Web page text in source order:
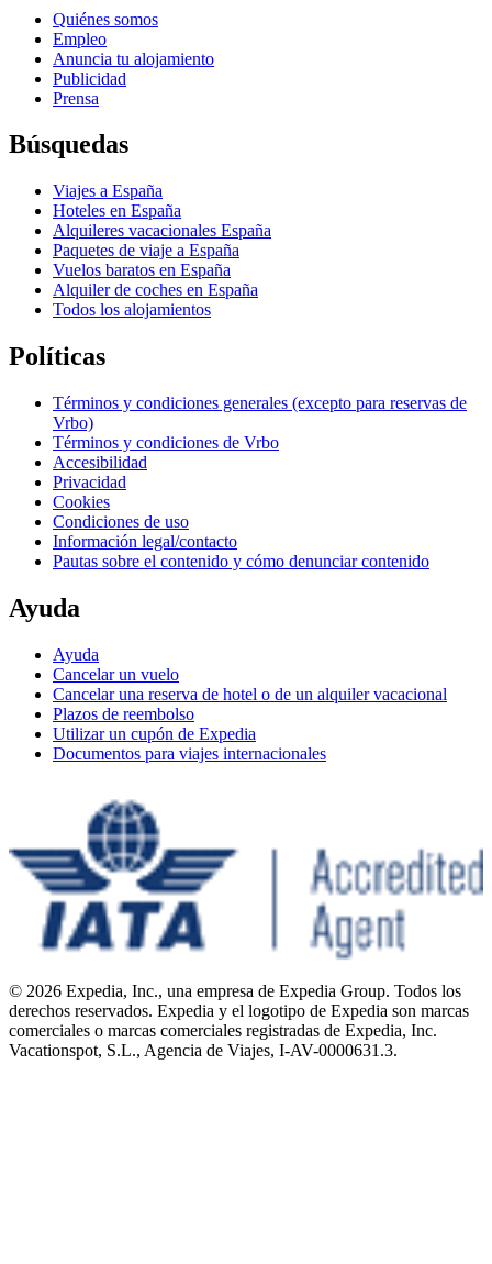
Quiénes somos
Empleo
Anuncia tu alojamiento
Publicidad
Prensa
Búsquedas
Viajes a España
Hoteles en España
Alquileres vacacionales España
Paquetes de viaje a España
Vuelos baratos en España
Alquiler de coches en España
Todos los alojamientos
Políticas
Términos y condiciones generales (excepto para reservas de
Vrbo)
Términos y condiciones de Vrbo
Accesibilidad
Privacidad
Cookies
Condiciones de uso
Información legal/contacto
Pautas sobre el contenido y cómo denunciar contenido
Ayuda
Ayuda
Cancelar un vuelo
Cancelar una reserva de hotel o de un alquiler vacacional
Plazos de reembolso
Utilizar un cupón de Expedia
Documentos para viajes internacionales
© 2026 Expedia, Inc., una empresa de Expedia Group. Todos los
derechos reservados. Expedia y el logotipo de Expedia son marcas
comerciales o marcas comerciales registradas de Expedia, Inc.
Vacationspot, S.L., Agencia de Viajes, I-AV-0000631.3.